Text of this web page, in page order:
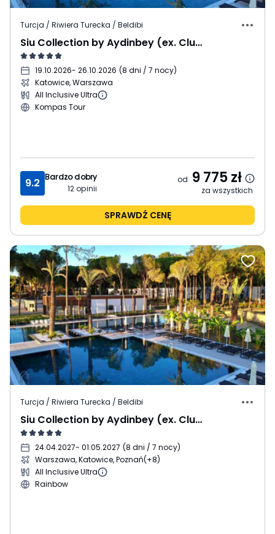
Turcja / Riwiera Turecka / Beldibi
Siu Collection by Aydinbey (ex. Club Zigana)
19.10.2026- 26.10.2026 (8 dni / 7 nocy)
Katowice, Warszawa
All Inclusive Ultra
Kompas Tour
9.2 Bardzo dobry
12opinii
od 9 775zł
za wszystkich
SPRAWDŹ CENĘ
Turcja / Riwiera Turecka / Beldibi
Siu Collection by Aydinbey (ex. Club Zigana)
24.04.2027- 01.05.2027 (8 dni / 7 nocy)
Warszawa, Katowice, Poznań(+8)
All Inclusive Ultra
Rainbow